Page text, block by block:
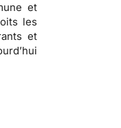
et
les
et